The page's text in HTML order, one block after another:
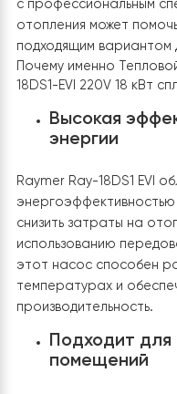
сохранить эстетику
шум, то воздухо-
предпочтительным
грунтовые тепловые
более эффективны
сложной установки
водяным и грунтовым
особенности вашего
финансовые
с профессиональным
отопления может
подходящим
18DS1-EVI 220V 18